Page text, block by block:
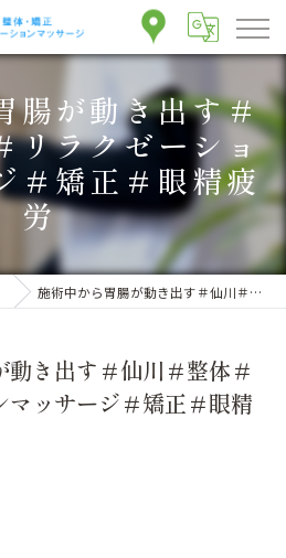
腸が動き出す＃
リラクゼーショ
＃矯正＃眼精疲
労
施術中から胃腸が動き出す＃仙川＃整体＃リラクゼーションマッサージ＃矯正＃眼精疲労
き出す＃仙川＃整体＃
マッサージ＃矯正＃眼精